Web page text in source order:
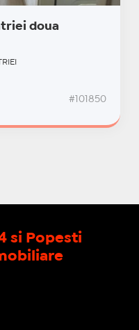
doua
#101850
si Popesti